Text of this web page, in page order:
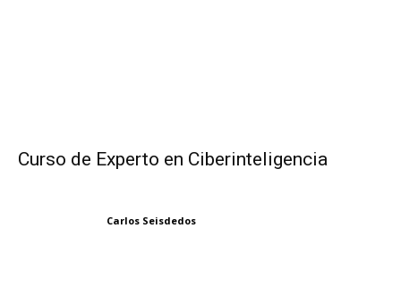
Curso de Experto en Ciberinteligencia
Carlos Seisdedos